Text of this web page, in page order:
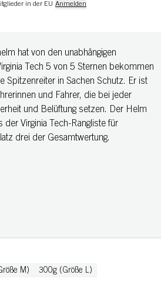
in der EU Anmelden
hat von den unabhängigen
Tech 5 von 5 Sternen bekommen
Spitzenreiter in Sachen Schutz. Er ist
und Fahrer, die bei jeder
und Belüftung setzen. Der Helm
der Virginia Tech-Rangliste für
drei der Gesamtwertung.
M) 300g (Größe L)